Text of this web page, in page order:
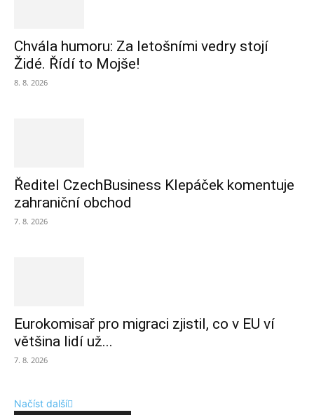
Chvála humoru: Za letošními vedry stojí
Židé. Řídí to Mojše!
8. 8. 2026
Ředitel CzechBusiness Klepáček komentuje
zahraniční obchod
7. 8. 2026
Eurokomisař pro migraci zjistil, co v EU ví
většina lidí už...
7. 8. 2026
Načíst další